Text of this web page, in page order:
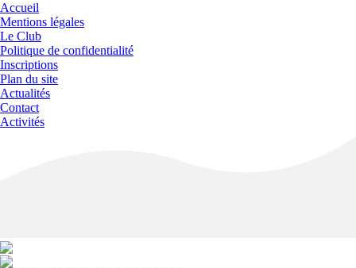
Accueil
Mentions légales
Le Club
Politique de confidentialité
Inscriptions
Plan du site
Actualités
Contact
Activités